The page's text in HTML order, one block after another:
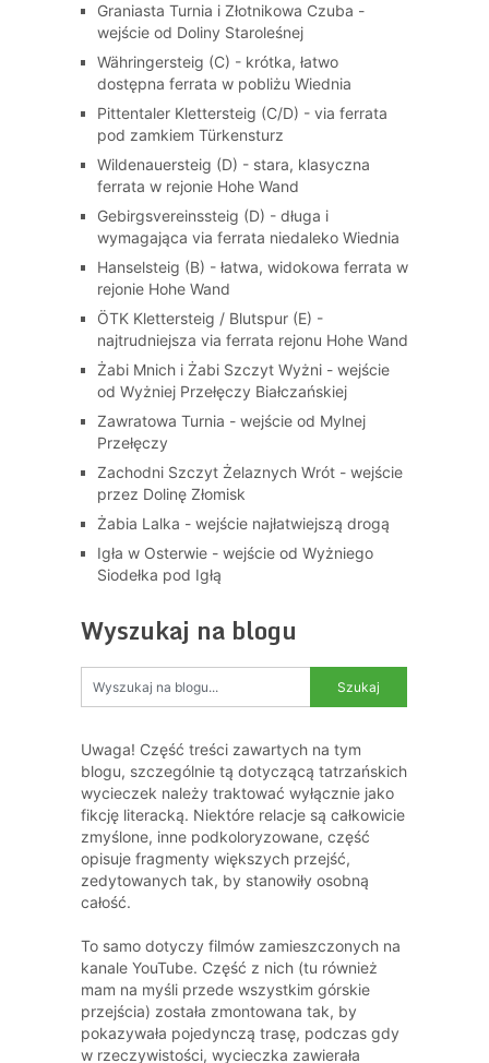
Graniasta Turnia i Złotnikowa Czuba -
wejście od Doliny Staroleśnej
Währingersteig (C) - krótka, łatwo
dostępna ferrata w pobliżu Wiednia
Pittentaler Klettersteig (C/D) - via ferrata
pod zamkiem Türkensturz
Wildenauersteig (D) - stara, klasyczna
ferrata w rejonie Hohe Wand
Gebirgsvereinssteig (D) - długa i
wymagająca via ferrata niedaleko Wiednia
Hanselsteig (B) - łatwa, widokowa ferrata w
rejonie Hohe Wand
ÖTK Klettersteig / Blutspur (E) -
najtrudniejsza via ferrata rejonu Hohe Wand
Żabi Mnich i Żabi Szczyt Wyżni - wejście
od Wyżniej Przełęczy Białczańskiej
Zawratowa Turnia - wejście od Mylnej
Przełęczy
Zachodni Szczyt Żelaznych Wrót - wejście
przez Dolinę Złomisk
Żabia Lalka - wejście najłatwiejszą drogą
Igła w Osterwie - wejście od Wyżniego
Siodełka pod Igłą
Wyszukaj na blogu
Uwaga! Część treści zawartych na tym
blogu, szczególnie tą dotyczącą tatrzańskich
wycieczek należy traktować wyłącznie jako
fikcję literacką. Niektóre relacje są całkowicie
zmyślone, inne podkoloryzowane, część
opisuje fragmenty większych przejść,
zedytowanych tak, by stanowiły osobną
całość.
To samo dotyczy filmów zamieszczonych na
kanale YouTube. Część z nich (tu również
mam na myśli przede wszystkim górskie
przejścia) została zmontowana tak, by
pokazywała pojedynczą trasę, podczas gdy
w rzeczywistości, wycieczka zawierała